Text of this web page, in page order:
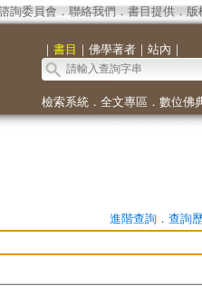
詢委員會． 聯絡我們 ． 書目提供． 版
｜ 書目 ｜ 佛學著者｜ 站內 ｜
檢索系統． 全文專區 ． 數位佛
進階查詢． 查詢